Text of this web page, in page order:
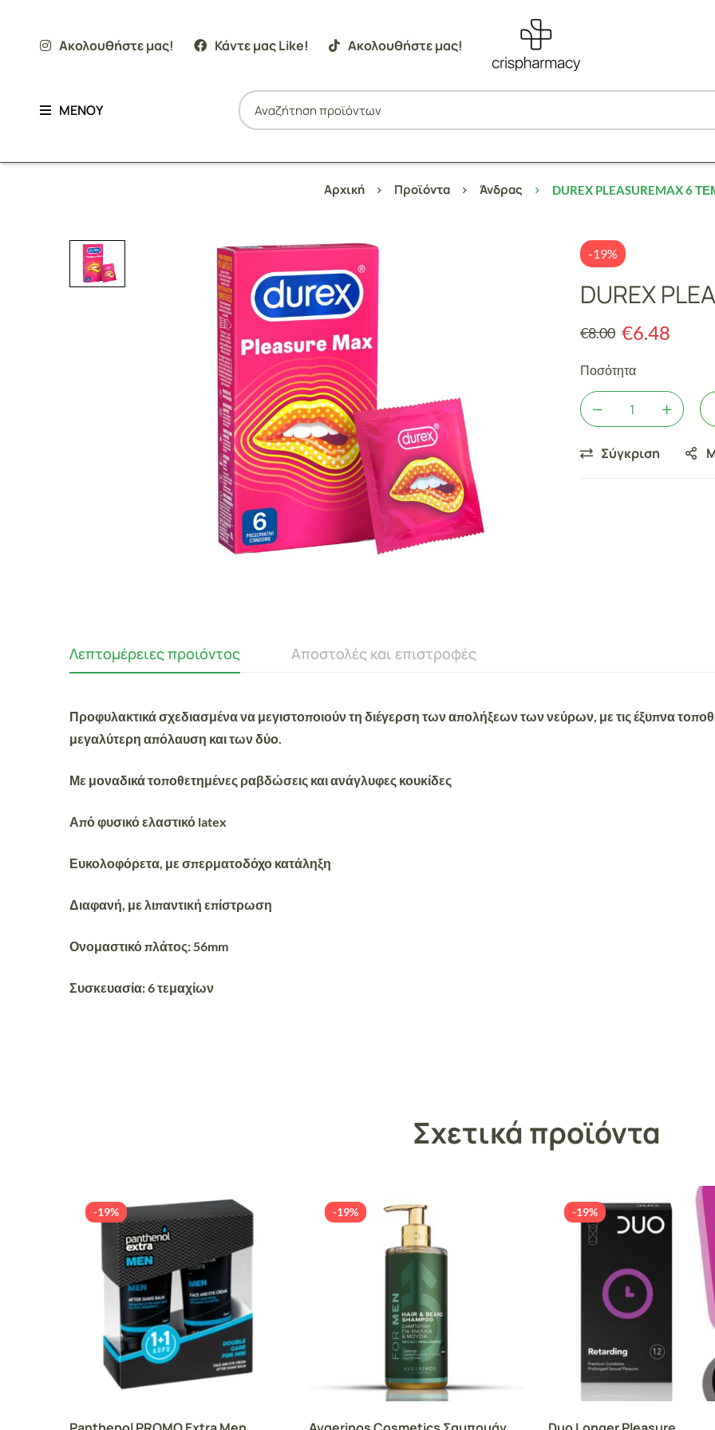
ΜΕΝΟΥ
Ακολουθήστε μας! Κάντε μας Like! Ακολουθήστε μας!
Αρχική Προϊόντα Άνδρας DUREX PLEASUREMAX 6
-19%
DUREX
€8.00 €6.48
Ποσότητα
Σύγκριση
Λεπτομέρειες προιόντος Αποστολές και επιστροφές
Προφυλακτικά σχεδιασμένα να μεγιστοποιούν τη διέγερση των απολήξεων των νεύρων, με τις έξυπνα
μεγαλύτερη απόλαυση και των δύο.
Με μοναδικά τοποθετημένες ραβδώσεις και ανάγλυφες κουκίδες
Από φυσικό ελαστικό latex
Ευκολοφόρετα, με σπερματοδόχο κατάληξη
Διαφανή, με λιπαντική επίστρωση
Ονομαστικό πλάτος: 56mm
Συσκευασία: 6 τεμαχίων
Σχετικά προϊόντα
-19% -19% -19%